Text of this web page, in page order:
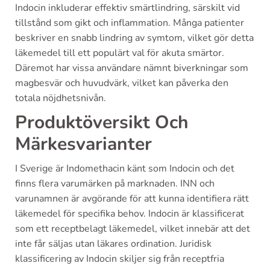
Indocin inkluderar effektiv smärtlindring, särskilt vid
tillstånd som gikt och inflammation. Många patienter
beskriver en snabb lindring av symtom, vilket gör detta
läkemedel till ett populärt val för akuta smärtor.
Däremot har vissa användare nämnt biverkningar som
magbesvär och huvudvärk, vilket kan påverka den
totala nöjdhetsnivån.
Produktöversikt Och
Märkesvarianter
I Sverige är Indomethacin känt som Indocin och det
finns flera varumärken på marknaden. INN och
varunamnen är avgörande för att kunna identifiera rätt
läkemedel för specifika behov. Indocin är klassificerat
som ett receptbelagt läkemedel, vilket innebär att det
inte får säljas utan läkares ordination. Juridisk
klassificering av Indocin skiljer sig från receptfria